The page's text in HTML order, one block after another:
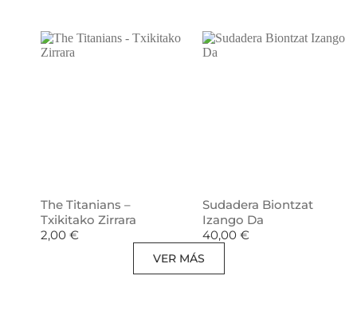
The Titanians –
Txikitako Zirrara
2,00 €
Sudadera Biontzat
Izango Da
40,00 €
VER MÁS